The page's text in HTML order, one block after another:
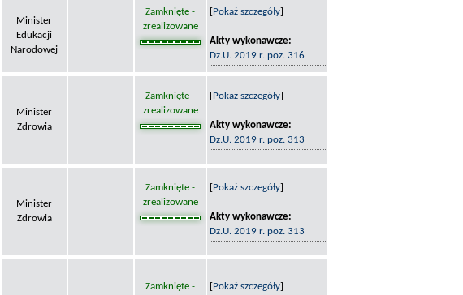
Minister
Edukacji
Narodowej
Zamknięte -
zrealizowane
Pokaż szczegóły
Akty wykonawcze:
Dz.U. 2019 r. poz. 316
Minister
Zdrowia
Zamknięte -
zrealizowane
Pokaż szczegóły
Akty wykonawcze:
Dz.U. 2019 r. poz. 313
Minister
Zdrowia
Zamknięte -
zrealizowane
Pokaż szczegóły
Akty wykonawcze:
Dz.U. 2019 r. poz. 313
Zamknięte -
Pokaż szczegóły